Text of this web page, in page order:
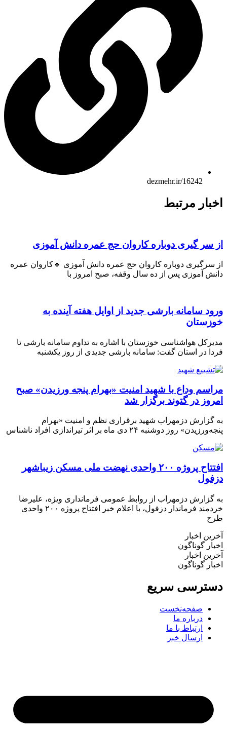
dezmehr.ir/16242
مرتبط
گیری دوباره کاروان حج عمره دانش آموزی
دوباره کاروان حج عمره دانش آموزی 🔹کاروان عمره
آموزی پس از ده سال وقفه، صبح امروز با
سامانه بارشی جدید از اوایل هفته آینده به
هواشناسی خوزستان با اشاره به تداوم سامانه بارشی تا
در استان گفت: سامانه بارشی جدیدی از روز یکشنبه
وداع با شهید امنیت «بهرام پنجه ورزیدن» صبح
در گتوند برگزار شد
دزمهراب شهید برقراری نظم و امنیت «بهرام
روز دوشنبه ۲۴ دی ماه بر اثر تیراندازی افراد ناشناس
افتتاح پروژه ۲۰۰ واحدی نهضت ملی مسکن زیباشهر
دزمهراب از روابط عمومی فرمانداری ویژه، علیرضا
خردمند فرماندار دزفول، با اعلام خبر افتتاح پروژه ۲۰۰ واحدی
اخبار
گوناگون
اخبار
گوناگون
سریع
صفحه‌نخست
درباره ما
ارتباط با ما
ارسال خبر